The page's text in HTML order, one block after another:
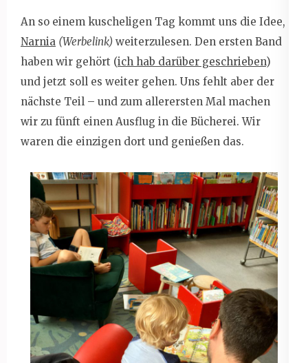
An so einem kuscheligen Tag kommt uns die Idee,
Narnia (Werbelink) weiterzulesen. Den ersten Band
haben wir gehört (ich hab darüber geschrieben)
und jetzt soll es weiter gehen. Uns fehlt aber der
nächste Teil – und zum allerersten Mal machen
wir zu fünft einen Ausflug in die Bücherei. Wir
waren die einzigen dort und genießen das.